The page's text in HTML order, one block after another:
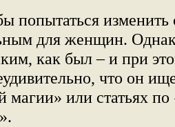
изменить
для женщин.
как был – и при
что он
магии» или статьях